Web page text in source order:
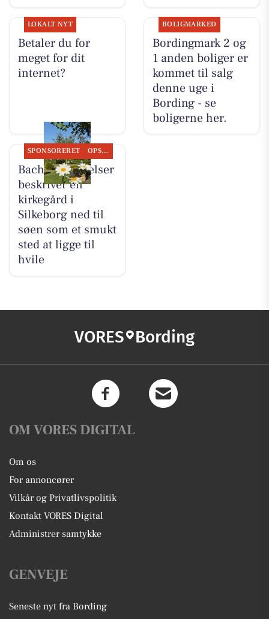
LOKALT NYT
Betaler du for
meget for dit
internet?
BOLIGMARKED
Bordingmark 2 og
1 anden boliger er
kommet til salg
denne uge i
Bording - se
boligerne her.
SPONSORERET OPSLAGSTAVLEN
Bachs Begravelser
beskriver en
kirkegård i
Silkeborg ned til
søen som et smukt
sted at ligge til
hvile
VORES Bording
OM VORES DIGITAL
Om os
For annoncører
Vilkår og Privatlivspolitik
Kontakt VORES Digital
Administrer samtykke
GENVEJE
Seneste nyt fra Bording